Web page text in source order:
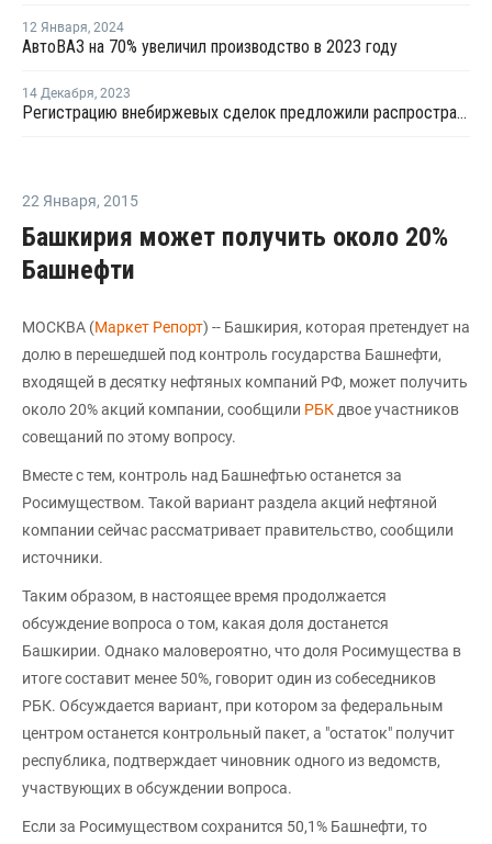
12 Января, 2024
АвтоВАЗ на 70% увеличил производство в 2023 году
14 Декабря, 2023
Регистрацию внебиржевых сделок предложили распространить на нефтегазохимию и цемент
22 Января, 2015
Башкирия может получить около 20%
Башнефти
МОСКВА (Маркет Репорт) -- Башкирия, которая претендует на
долю в перешедшей под контроль государства Башнефти,
входящей в десятку нефтяных компаний РФ, может получить
около 20% акций компании, сообщили РБК двое участников
совещаний по этому вопросу.
Вместе с тем, контроль над Башнефтью останется за
Росимуществом. Такой вариант раздела акций нефтяной
компании сейчас рассматривает правительство, сообщили
источники.
Таким образом, в настоящее время продолжается
обсуждение вопроса о том, какая доля достанется
Башкирии. Однако маловероятно, что доля Росимущества в
итоге составит менее 50%, говорит один из собеседников
РБК. Обсуждается вариант, при котором за федеральным
центром останется контрольный пакет, а "остаток" получит
республика, подтверждает чиновник одного из ведомств,
участвующих в обсуждении вопроса.
Если за Росимуществом сохранится 50,1% Башнефти, то